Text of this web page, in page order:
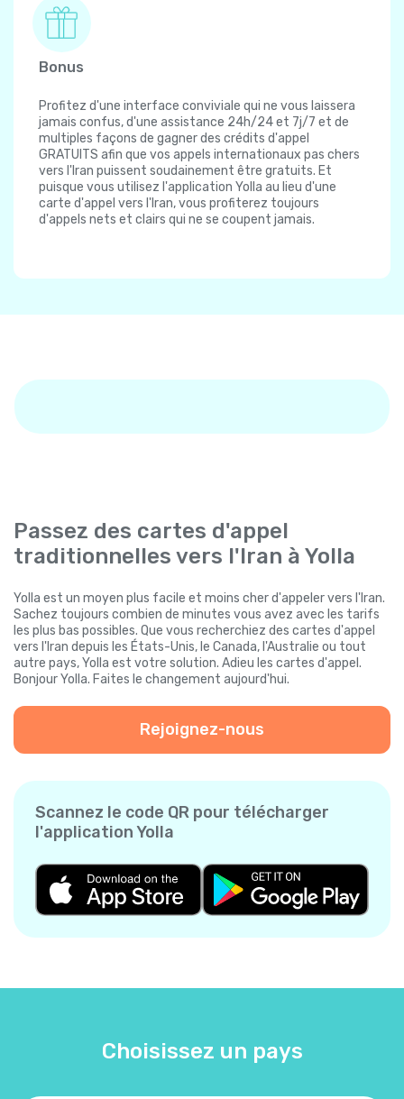
Bonus
Profitez d'une interface conviviale qui ne vous laissera
jamais confus, d'une assistance 24h/24 et 7j/7 et de
multiples façons de gagner des crédits d'appel
GRATUITS afin que vos appels internationaux pas chers
vers l'Iran puissent soudainement être gratuits. Et
puisque vous utilisez l'application Yolla au lieu d'une
carte d'appel vers l'Iran, vous profiterez toujours
d'appels nets et clairs qui ne se coupent jamais.
Passez des cartes d'appel
traditionnelles vers l'Iran à Yolla
Yolla est un moyen plus facile et moins cher d'appeler vers l'Iran.
Sachez toujours combien de minutes vous avez avec les tarifs
les plus bas possibles. Que vous recherchiez des cartes d'appel
vers l'Iran depuis les États-Unis, le Canada, l'Australie ou tout
autre pays, Yolla est votre solution. Adieu les cartes d'appel.
Bonjour Yolla. Faites le changement aujourd'hui.
Rejoignez-nous
Scannez le code QR pour télécharger
l'application Yolla
Choisissez un pays